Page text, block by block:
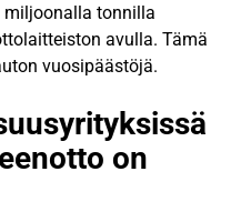
miljoonalla tonnilla
avulla. Tämä
vuosipäästöjä.
on